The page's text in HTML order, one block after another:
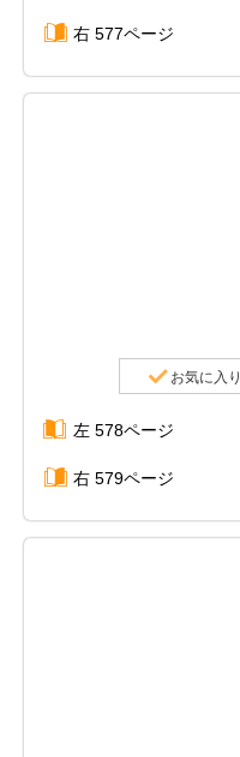
右 577ページ
お気に入り
左 578ページ
右 579ページ